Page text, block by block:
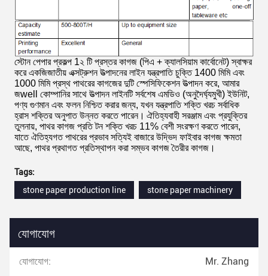
স্টোন পেপার প্রকল্প 1২ টি প্রস্তর কাগজ (পিএ + ক্যালসিয়াম কার্বোনেট) স্বাক্ষর
করে একজিজাতীয় এক্সট্রুশন উত্পাদনের লাইন যন্ত্রপাতি চুক্তি 1400 মিমি এবং
1000 মিমি প্রস্থ পাথরের কাগজের দুটি স্পেসিফিকেশন উত্পাদন করে, আমার
জwell কোম্পানির সাথে উত্পাদন লাইনটি সর্বশেষ এমডিও (অনুদৈর্ঘ্যমুখী) ইউনিট,
পণ্য গুণমান এবং ফলন নিশ্চিত করার জন্য, যখন যন্ত্রপাতি শক্তি খরচ সর্বাধিক
হ্রাস শক্তির অনুপাত উন্নত করতে পারেন। ঐতিহ্যবাহী সরঞ্জাম এবং প্রযুক্তির
তুলনায়, পাথর কাগজ প্রতি টন শক্তি খরচ 11% বেশী সংরক্ষণ করতে পারেন,
যাতে ঐতিহ্যগত পাথরের প্রভাব সত্যিই বাজারে উদ্ভিদ ফাইবার কাগজ ক্ষমতা
আছে, পাথর প্রথাগত প্রতিস্থাপন করা সম্ভব কাগজ তৈরীর কাগজ।
Tags:
stone paper production line
stone paper machinery
যোগাযোগ
যোগাযোগ: Mr. Zhang